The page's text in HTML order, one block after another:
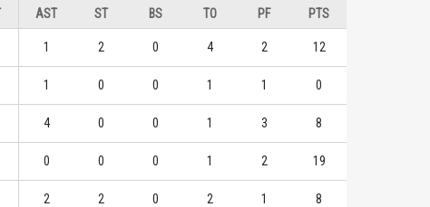
AST ST BS TO PF PTS
1 2 0 4 2 12
1 0 0 1 1 0
4 0 0 1 3 8
0 0 0 1 2 19
2 2 0 2 1 8